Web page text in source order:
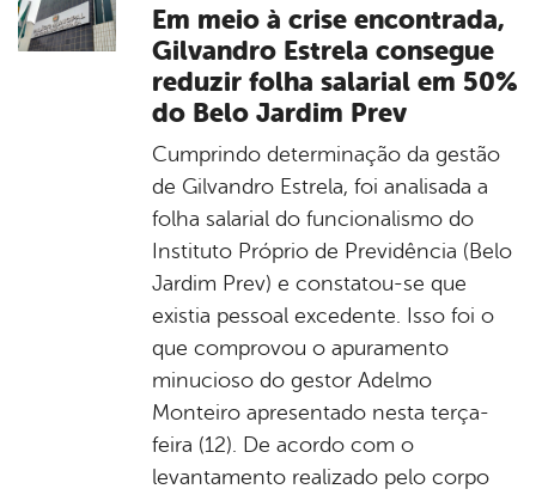
Em meio à crise encontrada,
Gilvandro Estrela consegue
reduzir folha salarial em 50%
do Belo Jardim Prev
Cumprindo determinação da gestão
de Gilvandro Estrela, foi analisada a
folha salarial do funcionalismo do
Instituto Próprio de Previdência (Belo
Jardim Prev) e constatou-se que
existia pessoal excedente. Isso foi o
que comprovou o apuramento
minucioso do gestor Adelmo
Monteiro apresentado nesta terça-
feira (12). De acordo com o
levantamento realizado pelo corpo